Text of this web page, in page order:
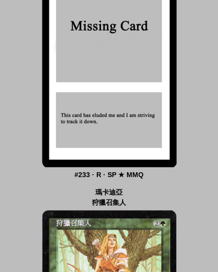
#233 · R · SP ★ MMQ
瑪卡迪亞
狩獵召集人